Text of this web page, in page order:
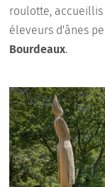
roulotte,
éleveurs d'ânes
Bourdeaux.